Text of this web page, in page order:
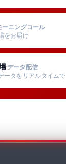
ーニングコール
をお届け
データ配信
ータをリアルタイムで